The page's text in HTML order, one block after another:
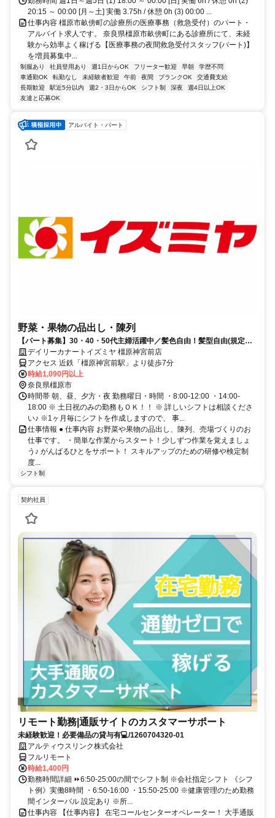
20:15 ～ 00:00 [月～土] 実働 3.75h / 休憩 0h (3) 00:00 ...
仕事内容 橿原市畝傍町の診療所の医療事務（救急受付）のパート・
アルバイト求人です。 奈良県橿原市畝傍町にある診療所にて、未経
験から効率よく稼げる【医療事務の夜間救急受付スタッフ(パート)】
を増員募集中...
制服あり 社員登用あり 週1日からOK フリーター歓迎 早朝
学歴不問
車通勤OK
転勤なし 未経験者歓迎 午前 夜間 ブランクOK
交通費支給
長期歓迎
駅近5分以内 週2・3日からOK シフト制 深夜
週4日以上OK
友達と応募OK
アルバイト・パート
野菜・果物の品出し・陳列
【パート募集】30・40・50代主婦活躍中／髪色自由！髪型自由(規定
有)、嬉しいお買い物特典あり♪
デイリーカナートイズミヤ 橿原神宮前店
アクセス 近鉄「橿原神宮前駅」より徒歩7分
時給1,090円以上
奈良県橿原市
時間帯 朝、昼、夕方・夜 勤務曜日・時間 ・8:00-12:00 ・14:00-
18:00 ※ 土日祝のみの勤務もＯＫ！！ ※ 詳しいシフトは相談くださ
い♪ ※1ヶ月毎にシフトを作成しますので、 事...
仕事情報 ● 仕事内容 お野菜や果物の品出し、陳列、売場づくりのお
仕事です。 ・簡単な作業からスタート！少しずつ作業を覚えましょ
う♪ がんばるひとをサポート！ スキルアップのための研修や検定制
度...
シフト制
契約社員
リモート勤務|通販サイトのカスタマーサポート
未経験歓迎！必要備品の貸与有💻/1260704320-01
アルティウスリンク株式会社
フルリモート
時給1,400円
勤務時間詳細 ⏩6:50-25:00の間でシフト制 ※会社指定シフト 《シフ
ト例》実働8時間 ・6:50-16:00 ・15:50-25:00 ※健康管理のため勤務
間インターバル 設定あり ※所...
仕事内容 【仕事内容】 在宅コールセンターオペレーター！ 大手通販